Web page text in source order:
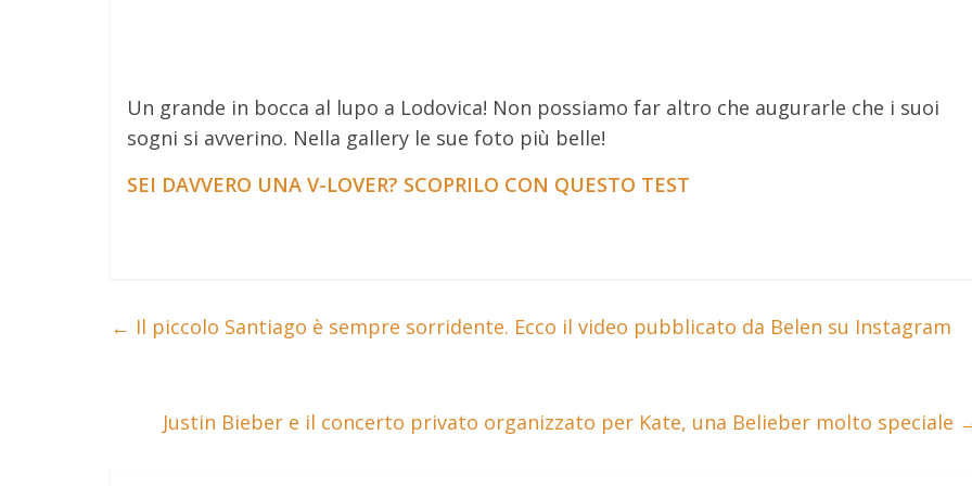
Un grande in bocca al lupo a Lodovica! Non possiamo far altro che augurarle che i suoi
sogni si avverino. Nella gallery le sue foto più belle!
SEI DAVVERO UNA V-LOVER? SCOPRILO CON QUESTO TEST
← Il piccolo Santiago è sempre sorridente. Ecco il video pubblicato da Belen su Instagram
Justin Bieber e il concerto privato organizzato per Kate, una Belieber molto speciale